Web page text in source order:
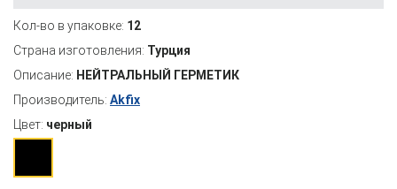
Кол-во в упаковке: 12
Страна изготовления: Турция
Описание: НЕЙТРАЛЬНЫЙ ГЕРМЕТИК
Производитель: Akfix
Цвет: черный